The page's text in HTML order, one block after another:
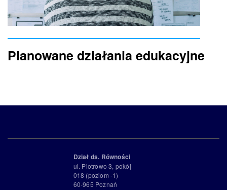
Planowane działania edukacyjne
Dział ds. Równości
ul. Piotrowo 3, pokój
018 (poziom -1)
60-965 Poznań